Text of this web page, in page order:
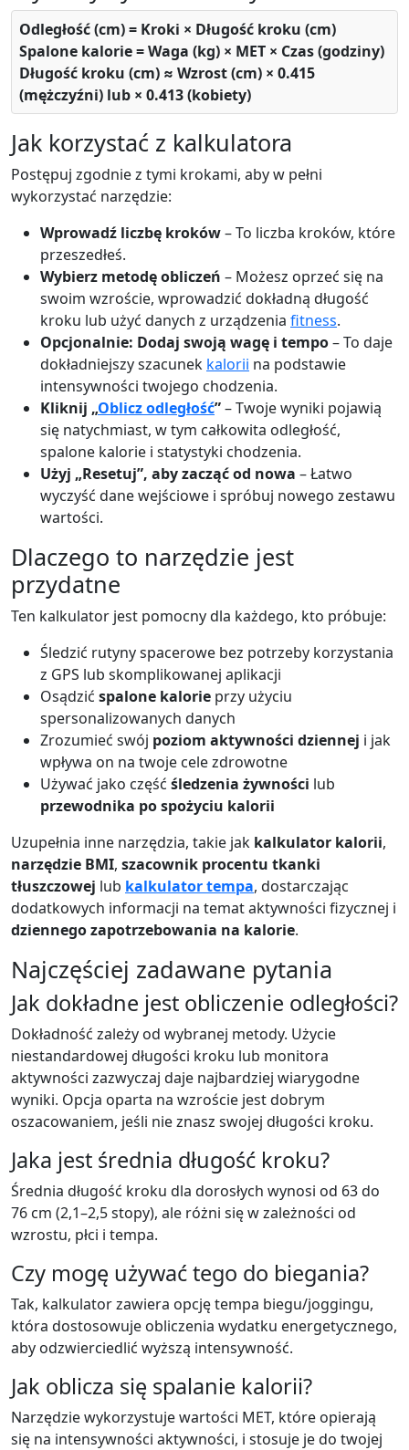
Odległość (cm) = Kroki × Długość kroku (cm)
Spalone kalorie = Waga (kg) × MET × Czas (godziny)
Długość kroku (cm) ≈ Wzrost (cm) × 0.415
(mężczyźni) lub × 0.413 (kobiety)
Jak korzystać z kalkulatora
Postępuj zgodnie z tymi krokami, aby w pełni
wykorzystać narzędzie:
Wprowadź liczbę kroków– To liczba kroków, które
przeszedłeś.
Wybierz metodę obliczeń – Możesz oprzeć się na
swoim wzroście, wprowadzić dokładną długość
kroku lub użyć danych z urządzenia fitness.
Opcjonalnie: Dodaj swoją wagę i tempo– To daje
dokładniejszy szacunek kalorii na podstawie
intensywności twojego chodzenia.
Kliknij „Oblicz odległość”– Twoje wyniki pojawią
się natychmiast, w tym całkowita odległość,
spalone kalorie i statystyki chodzenia.
Użyj „Resetuj”, aby zacząć od nowa – Łatwo
wyczyść dane wejściowe i spróbuj nowego zestawu
wartości.
Dlaczego to narzędzie jest
przydatne
Ten kalkulator jest pomocny dla każdego, kto próbuje:
Śledzić rutyny spacerowe bez potrzeby korzystania
z GPS lub skomplikowanej aplikacji
Osądzić spalone kalorie przy użyciu
spersonalizowanych danych
Zrozumieć swój poziom aktywności dziennej i jak
wpływa on na twoje cele zdrowotne
Używać jako część śledzenia żywności lub
przewodnika po spożyciu kalorii
Uzupełnia inne narzędzia, takie jak kalkulator kalorii,
narzędzie BMI, szacownik procentu tkanki
tłuszczowej lub kalkulator tempa, dostarczając
dodatkowych informacji na temat aktywności fizycznej i
dziennego zapotrzebowania na kalorie.
Najczęściej zadawane pytania
Jak dokładne jest obliczenie odległości?
Dokładność zależy od wybranej metody. Użycie
niestandardowej długości kroku lub monitora
aktywności zazwyczaj daje najbardziej wiarygodne
wyniki. Opcja oparta na wzroście jest dobrym
oszacowaniem, jeśli nie znasz swojej długości kroku.
Jaka jest średnia długość kroku?
Średnia długość kroku dla dorosłych wynosi od 63 do
76 cm (2,1–2,5 stopy), ale różni się w zależności od
wzrostu, płci i tempa.
Czy mogę używać tego do biegania?
Tak, kalkulator zawiera opcję tempa biegu/joggingu,
która dostosowuje obliczenia wydatku energetycznego,
aby odzwierciedlić wyższą intensywność.
Jak oblicza się spalanie kalorii?
Narzędzie wykorzystuje wartości MET, które opierają
się na intensywności aktywności, i stosuje je do twojej